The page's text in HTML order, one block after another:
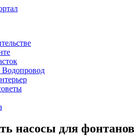
Водопровод
насосы для фонтанов